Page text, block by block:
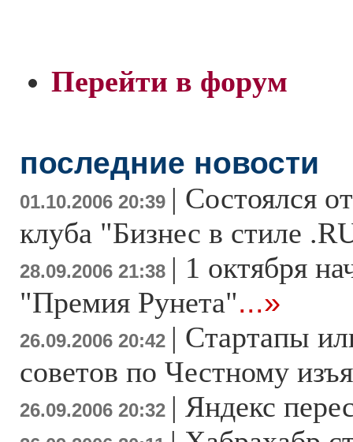
Перейти в форум
последние новости
01.10.2006 20:39 | Состоялся
клуба "Бизнес в стиле
28.09.2006 21:38 | 1 октября
"Премия Рунета"...»
26.09.2006 20:42 | Стартапы
советов по Честному
26.09.2006 20:32 | Яндекс